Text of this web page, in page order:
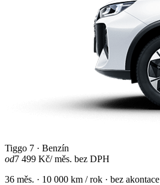
Tiggo 7 · Benzín
od7 499 Kč/ měs. bez DPH
36 měs. · 10 000 km / rok · bez akontace